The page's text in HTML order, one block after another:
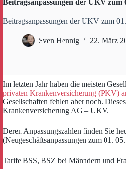
Beitragsanpassungen der UKV zum
Beitragsanpassungen der UKV zum
Sven Hennig 22. März
Im letzten Jahr haben die meisten
privaten Krankenversicherung (PKV)
Gesellschaften fehlen aber noch.
Krankenversicherung AG – UKV.
Deren Anpassungszahlen finden Sie
(Neugeschäftsanpassungen zum 01.
Tarife BSS, BSZ bei Männdern und